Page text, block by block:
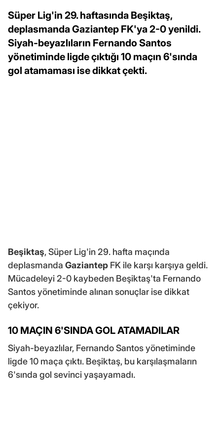
Süper Lig'in 29. haftasında Beşiktaş,
deplasmanda Gaziantep FK'ya 2-0 yenildi.
Siyah-beyazlıların Fernando Santos
yönetiminde ligde çıktığı 10 maçın 6'sında
gol atamaması ise dikkat çekti.
Beşiktaş, Süper Lig'in 29. hafta maçında
deplasmanda Gaziantep FK ile karşı karşıya geldi.
Mücadeleyi 2-0 kaybeden Beşiktaş'ta Fernando
Santos yönetiminde alınan sonuçlar ise dikkat
çekiyor.
10 MAÇIN 6'SINDA GOL ATAMADILAR
Siyah-beyazlılar, Fernando Santos yönetiminde
ligde 10 maça çıktı. Beşiktaş, bu karşılaşmaların
6'sında gol sevinci yaşayamadı.